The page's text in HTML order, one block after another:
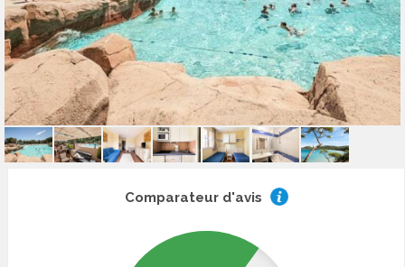
Comparateur d'avis